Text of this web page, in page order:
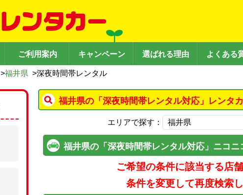
ご利用案内 キャンペーン 選ばれる理由 よくある
>福井県 >深夜時間帯レンタル
福井県の「深夜時間帯レンタル対応」レンタ
エリアで探す：
福井県の「深夜時間帯レンタル対応」ニコ
ご希望の条件に該当する店
条件を変更して再度検索